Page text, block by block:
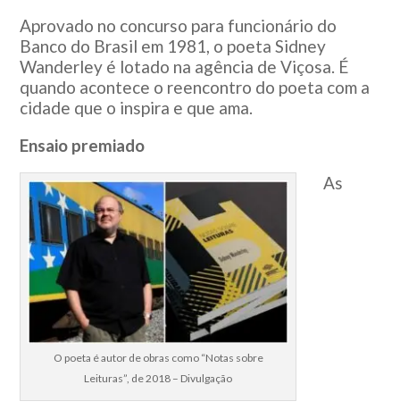
Aprovado no concurso para funcionário do
Banco do Brasil em 1981, o poeta Sidney
Wanderley é lotado na agência de Viçosa. É
quando acontece o reencontro do poeta com a
cidade que o inspira e que ama.
Ensaio premiado
O poeta é autor de obras como “Notas sobre
Leituras”, de 2018 – Divulgação
As